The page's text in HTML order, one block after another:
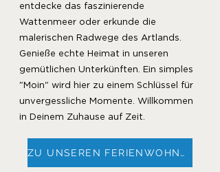
entdecke das faszinierende
Wattenmeer oder erkunde die
malerischen Radwege des Artlands.
Genieße echte Heimat in unseren
gemütlichen Unterkünften. Ein simples
"Moin" wird hier zu einem Schlüssel für
unvergessliche Momente. Willkommen
in Deinem Zuhause auf Zeit.
ZU UNSEREN FERIENWOHNUNGEN